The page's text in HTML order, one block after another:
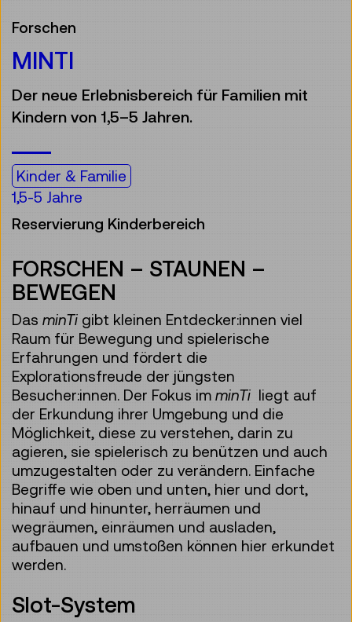
Forschen
MINTI
Der neue Erlebnisbereich für Familien mit
Kindern von 1,5–5 Jahren.
Kinder & Familie
1,5-5 Jahre
Reservierung Kinderbereich
FORSCHEN – STAUNEN –
BEWEGEN
Das minTi gibt kleinen Entdecker:innen viel
Raum für Bewegung und spielerische
Erfahrungen und fördert die
Explorationsfreude der jüngsten
Besucher:innen. Der Fokus im minTi liegt auf
der Erkundung ihrer Umgebung und die
Möglichkeit, diese zu verstehen, darin zu
agieren, sie spielerisch zu benützen und auch
umzugestalten oder zu verändern. Einfache
Begriffe wie oben und unten, hier und dort,
hinauf und hinunter, herräumen und
wegräumen, einräumen und ausladen,
aufbauen und umstoßen können hier erkundet
werden.
Slot-System